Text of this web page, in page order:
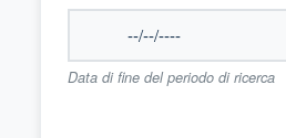
Data di fine del periodo di ricerca